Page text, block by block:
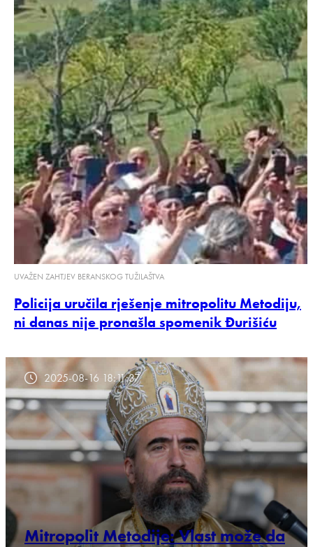
UVAŽEN ZAHTJEV BERANSKOG TUŽILAŠTVA
Policija uručila rješenje mitropolitu Metodiju,
ni danas nije pronašla spomenik Đurišiću
2025-08-16 18:11:37
Mitropolit Metodije: Vlast može da